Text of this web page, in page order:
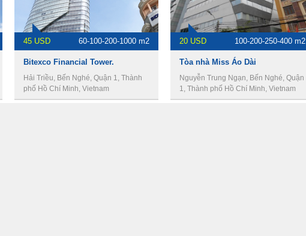
45 USD 60-100-200-1000 m2
Bitexco Financial Tower.
Hải Triều, Bến Nghé, Quận 1, Thành
phố Hồ Chí Minh, Vietnam
20 USD 100-200-250-400 m2
Tòa nhà Miss Áo Dài
Nguyễn Trung Ngạn, Bến Nghé, Quận
1, Thành phố Hồ Chí Minh, Vietnam